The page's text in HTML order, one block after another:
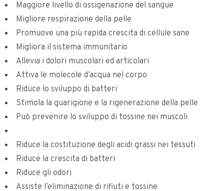
Maggiore livello di ossigenazione del sangue
Migliore respirazione della pelle
Promuove una più rapida crescita di cellule sane
Migliora il sistema immunitario
Allevia i dolori muscolari ed articolari
Attiva le molecole d’acqua nel corpo
Riduce lo sviluppo di batteri
Stimola la guarigione e la rigenerazione della pelle
Può prevenire lo sviluppo di tossine nei muscoli
Riduce la costituzione degli acidi grassi nei tessuti
Riduce la crescita di batteri
Riduce gli odori
Assiste l’eliminazione di rifiuti e tossine